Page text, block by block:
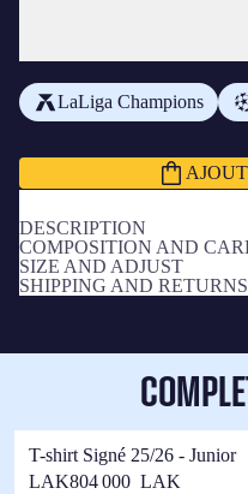
LaLiga Champions
DESCRIPTION
COMPOSITION AND
SIZE AND ADJUST
SHIPPING AND RETURNS
T-shirt Signé 25/26 - Junior
LAK804 000 LAK